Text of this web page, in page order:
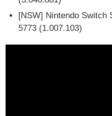
[NSW] Nintendo Switch
5773 (1.007.103)